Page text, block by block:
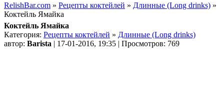
RelishBar.com » Рецепты коктейлей » Длинные (Long drinks) »
Коктейль Ямайка
Коктейль Ямайка
Категория: Рецепты коктейлей » Длинные (Long drinks)
автор: Barista | 17-01-2016, 19:35 | Просмотров: 769